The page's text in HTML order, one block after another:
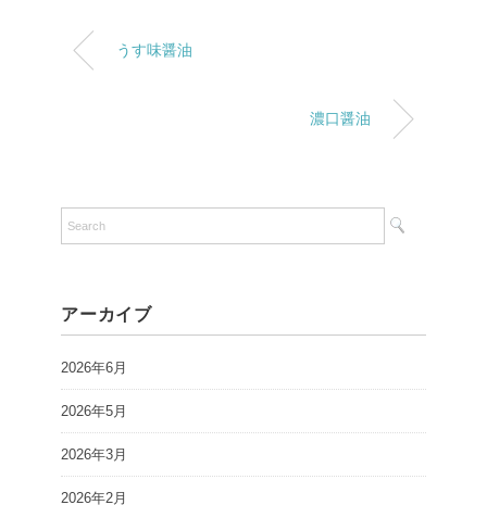
うす味醤油
濃口醤油
アーカイブ
2026年6月
2026年5月
2026年3月
2026年2月